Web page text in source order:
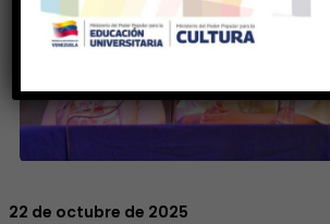
22 de octubre de 2025